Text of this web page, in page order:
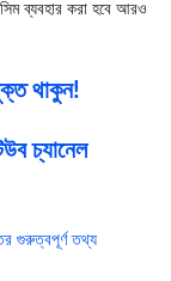
ব্যবহার করা হবে আরও
থাকুন!
চ্যানেল
গুরুত্বপূর্ণ তথ্য